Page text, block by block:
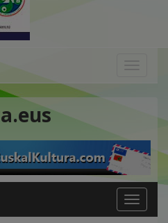
Toggle
navigation